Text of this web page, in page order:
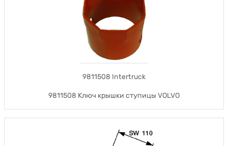
9811508 Intertruck
9811508 Ключ крышки ступицы VOLVO